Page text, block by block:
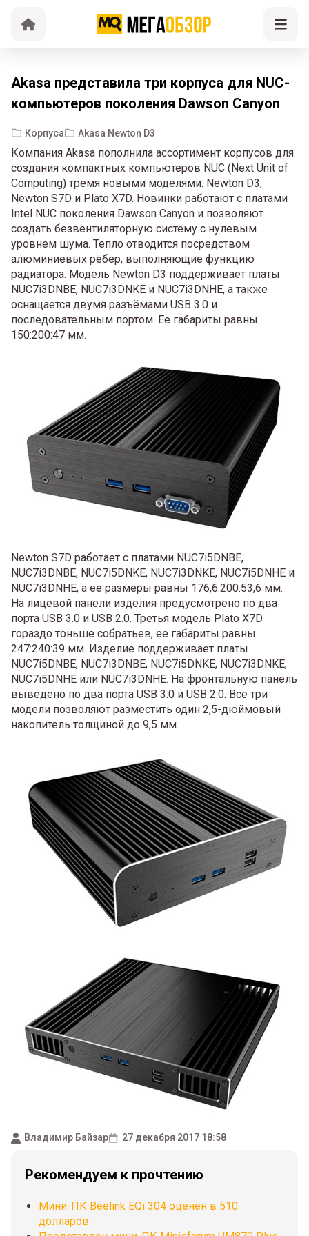
Akasa представила три корпуса для NUC-
компьютеров поколения Dawson Canyon
Корпуса Akasa Newton D3
Компания Akasa пополнила ассортимент корпусов для
создания компактных компьютеров NUC (Next Unit of
Computing) тремя новыми моделями: Newton D3,
Newton S7D и Plato X7D. Новинки работают с платами
Intel NUC поколения Dawson Canyon и позволяют
создать безвентиляторную систему с нулевым
уровнем шума. Тепло отводится посредством
алюминиевых рёбер, выполняющие функцию
радиатора. Модель Newton D3 поддерживает платы
NUC7i3DNBE, NUC7i3DNKE и NUC7i3DNHE, а также
оснащается двумя разъёмами USB 3.0 и
последовательным портом. Ее габариты равны
150:200:47 мм.
Newton S7D работает с платами NUC7i5DNBE,
NUC7i3DNBE, NUC7i5DNKE, NUC7i3DNKE, NUC7i5DNHE и
NUC7i3DNHE, а ее размеры равны 176,6:200:53,6 мм.
На лицевой панели изделия предусмотрено по два
порта USB 3.0 и USB 2.0. Третья модель Plato X7D
гораздо тоньше собратьев, ее габариты равны
247:240:39 мм. Изделие поддерживает платы
NUC7i5DNBE, NUC7i3DNBE, NUC7i5DNKE, NUC7i3DNKE,
NUC7i5DNHE или NUC7i3DNHE. На фронтальную панель
выведено по два порта USB 3.0 и USB 2.0. Все три
модели позволяют разместить один 2,5-дюймовый
накопитель толщиной до 9,5 мм.
Владимир Байзар 27 декабря 2017 18:58
Рекомендуем к прочтению
Мини-ПК Beelink EQi 304 оценен в 510
долларов